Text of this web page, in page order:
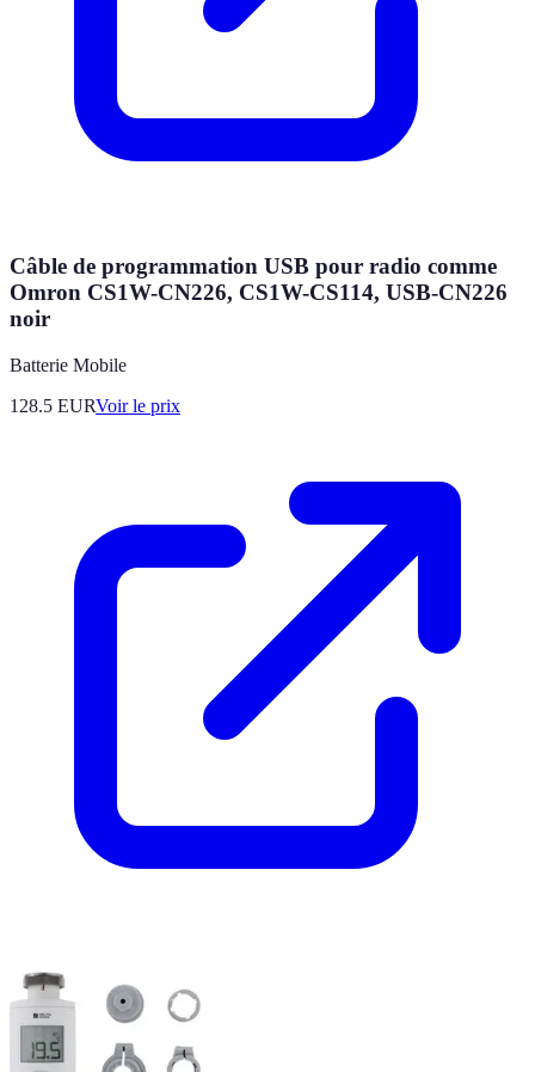
Câble de programmation USB pour radio comme
Omron CS1W-CN226, CS1W-CS114, USB-CN226
noir
Batterie Mobile
128.5 EURVoir le prix